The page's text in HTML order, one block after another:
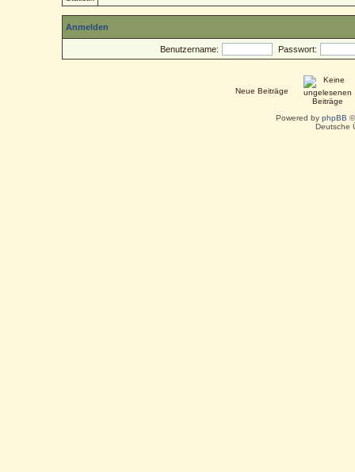
Anmelden
Benutzername: Passwort:
Neue Beiträge
Powered by phpBB
Deutsche